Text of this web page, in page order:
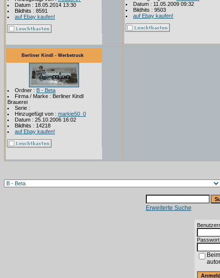
Datum : 18.05.2014 13:30
Bildhits : 8591
auf Ebay kaufen!
Datum : 11.05.2009 09:32
Bildhits : 9503
auf Ebay kaufen!
Berliner Kindl - Werbetruck
Ordner : B - Beta
Firma / Marke : Berliner Kindl
Brauerei
Serie :
Hinzugefügt von : markie50_0
Datum : 25.10.2006 16:02
Bildhits : 14218
auf Ebay kaufen!
Erweiterte Suche